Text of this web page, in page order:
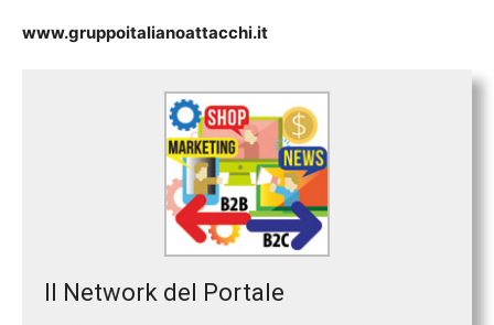
www.gruppoitalianoattacchi.it
Il Network del Portale